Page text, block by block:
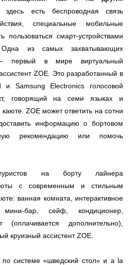
здесь есть беспроводная связь
специальные мобильные
пользоваться смарт-устройствами
из самых захватывающих
– первый в мире виртуальный
ZOE. Это разработанный в
и Samsung Electronics голосовой
говорящий на семи языках и
ZOE может ответить на сотни
информацию о бортовом
рекомендацию или помочь
на борту лайнера
с современным и стильным
ванная комната, интерактивное
бар, сейф, кондиционер,
(оплачивается дополнительно),
круизный ассистент ZOE.
системе «шведский стол» и a la